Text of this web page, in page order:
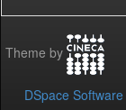
Theme by
DSpace Software